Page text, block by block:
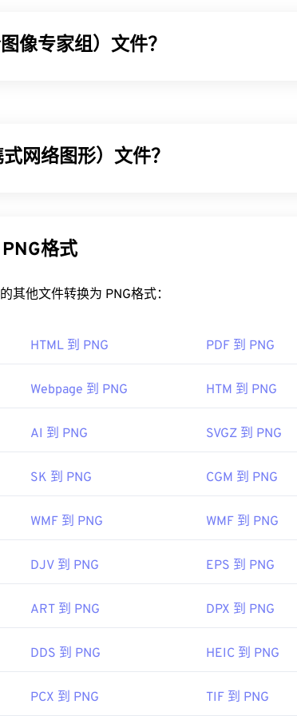
像专家组）文件？
，您可以将JPG 转换为 WebP
用程序都能识别并打开 JPG 文件。只需双击 JPG
网络图形）文件？
的GIF 转 APNG
？
件时遇到问题，请使用我们的
PNG 转 JPG 、PNG
等其他程序也可用于打开和编辑 PNG 文件。PNG 文
展集团
格式
其他文件转换为 PNG格式：
HTML 到 PNG PDF 到 PNG
Webpage 到 PNG HTM 到 PNG
AI 到 PNG SVGZ 到 PNG
SK 到 PNG CGM 到 PNG
WMF 到 PNG WMF 到 PNG
DJV 到 PNG EPS 到 PNG
ART 到 PNG DPX 到 PNG
DDS 到 PNG HEIC 到 PNG
PCX 到 PNG TIF 到 PNG